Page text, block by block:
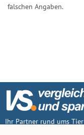
falschen Angaben.
Ihr Partner rund ums Tier